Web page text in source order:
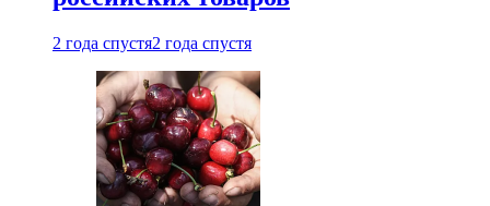
2 года спустя2 года спустя